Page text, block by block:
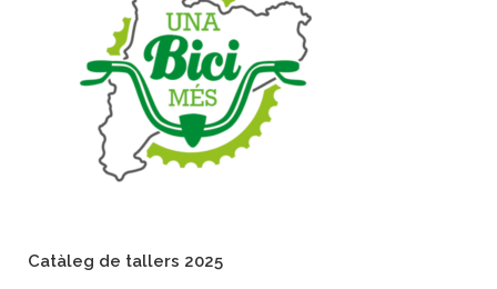
Catàleg de tallers 2025